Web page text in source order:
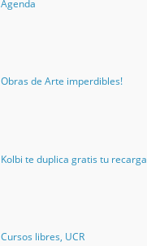
Agenda
Obras de Arte imperdibles!
Kolbi te duplica gratis tu recarga
Cursos libres, UCR